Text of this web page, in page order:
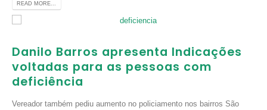
READ MORE...
Danilo Barros apresenta Indicações
voltadas para as pessoas com
deficiência
Vereador também pediu aumento no policiamento nos bairros São